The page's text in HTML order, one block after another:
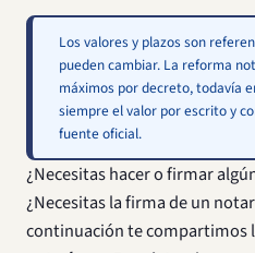
Los valores y plazos son
pueden cambiar. La reforma
máximos por decreto, todavía
siempre el valor por escrito y
fuente oficial.
¿Necesitas hacer o firmar
¿Necesitas la firma de un
continuación te compartimos